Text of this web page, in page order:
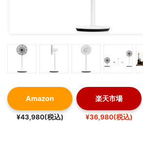
Amazon
¥43,980(税込)
楽天市場
¥36,980(税込)